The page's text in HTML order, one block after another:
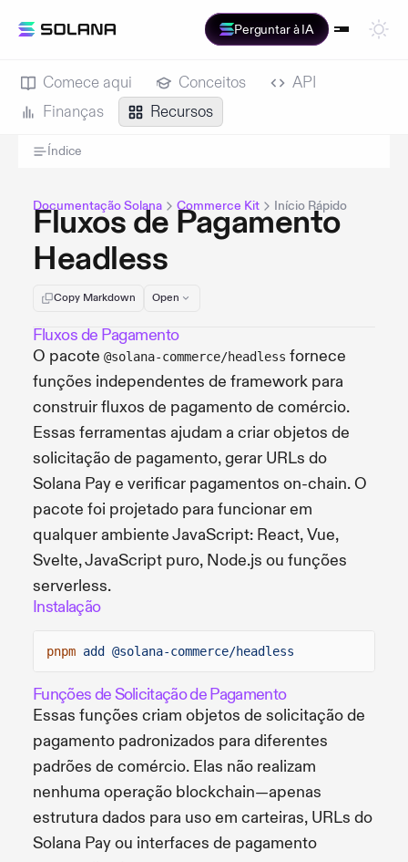
Perguntar à IA
Comece aqui Conceitos
API
Finanças
Recursos
Índice
Documentação Solana Commerce Kit Início Rápido
Fluxos de Pagamento
Headless
Copy Markdown Open
Fluxos de Pagamento
O pacote @solana-commerce/headless fornece
funções independentes de framework para
construir fluxos de pagamento de comércio.
Essas ferramentas ajudam a criar objetos de
solicitação de pagamento, gerar URLs do
Solana Pay e verificar pagamentos on-chain. O
pacote foi projetado para funcionar em
qualquer ambiente JavaScript: React, Vue,
Svelte, JavaScript puro, Node.js ou funções
serverless.
Instalação
pnpm add @solana-commerce/headless
Funções de Solicitação de Pagamento
Essas funções criam objetos de solicitação de
pagamento padronizados para diferentes
padrões de comércio. Elas não realizam
nenhuma operação blockchain—apenas
estrutura dados para uso em carteiras, URLs do
Solana Pay ou interfaces de pagamento